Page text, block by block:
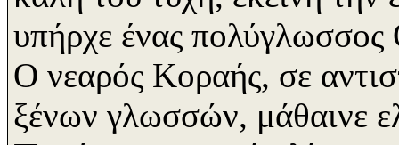
υπήρχε ένας
Ο νεαρός Κοραής, σε
ξένων γλωσσών, μάθαινε